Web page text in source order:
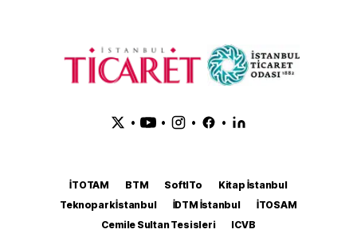
• • • •
İTOTAM BTM SoftITo
Kitap İstanbul
Teknopark İstanbul
İDTM İstanbul
İTOSAM
Cemile Sultan Tesisleri
ICVB